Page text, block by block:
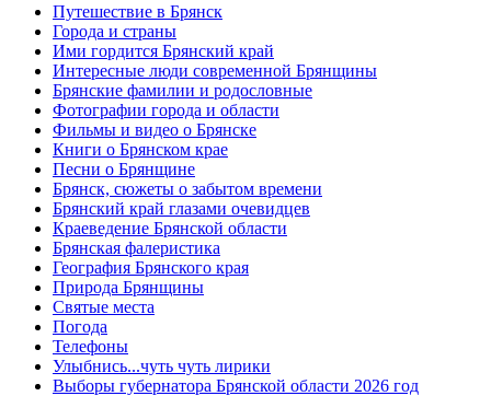
Путешествие в Брянск
Города и страны
Ими гордится Брянский край
Интересные люди современной Брянщины
Брянские фамилии и родословные
Фотографии города и области
Фильмы и видео о Брянске
Книги о Брянском крае
Песни о Брянщине
Брянск, сюжеты о забытом времени
Брянский край глазами очевидцев
Краеведение Брянской области
Брянская фалеристика
География Брянского края
Природа Брянщины
Святые места
Погода
Телефоны
Улыбнись...чуть чуть лирики
Выборы губернатора Брянской области 2026 год